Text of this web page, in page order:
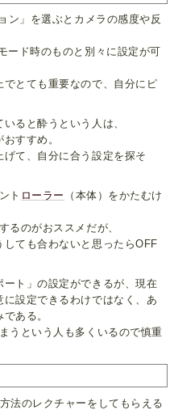
ン」を選ぶとカメラの感度や反
ード時のものと別々に設定が可
とても重要なので、自分にピ
ると酔うという人は、
すすめ。
て、自分に合う設定を探そ
ト ローラー
（本体）をかたむけ
るのがおススメだが、
ても合わないと思ったらOFF
ト」の設定ができるが、現在
設定できるわけではなく、あ
ある。
うという人も多くいるので慎重
法のレクチャーをしてもらえる